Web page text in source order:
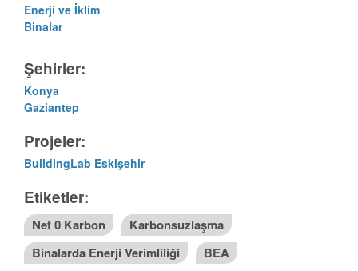
Enerji ve İklim
Binalar
Şehirler:
Konya
Gaziantep
Projeler:
BuildingLab Eskişehir
Etiketler:
Net 0 Karbon
Karbonsuzlaşma
Binalarda Enerji Verimliliği
BEA